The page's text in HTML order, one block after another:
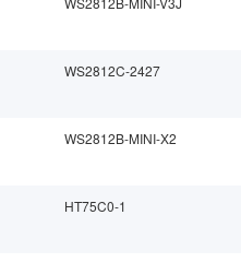
WS2812C-2427
WS2812B-MINI-X2
HT75C0-1